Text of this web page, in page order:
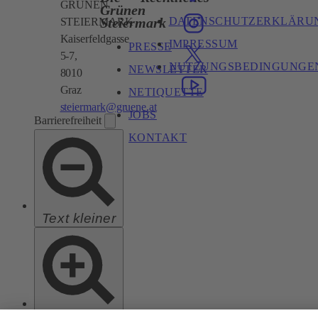
Barrierefreiheit
Text kleiner
GRÜNEN
STEIERMARK
Kaiserfeldgasse
5-7,
8010
Graz
steiermark@gruene.at
Grünen
Steiermark
PRESSE
NEWSLETTER
NETIQUETTE
JOBS
KONTAKT
IMPRESSUM